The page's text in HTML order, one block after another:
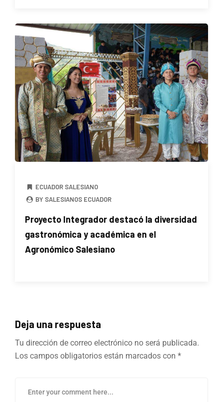
ECUADOR SALESIANO
BY SALESIANOS ECUADOR
Proyecto Integrador destacó la diversidad
gastronómica y académica en el
Agronómico Salesiano
Deja una respuesta
Tu dirección de correo electrónico no será publicada.
Los campos obligatorios están marcados con *